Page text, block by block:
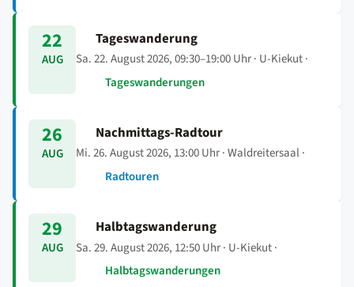
22
AUG
Tageswanderung
Sa. 22. August 2026, 09:30–19:00 Uhr· U-Kiekut ·
Tageswanderungen
26
AUG
Nachmittags-Radtour
Mi. 26. August 2026, 13:00 Uhr· Waldreitersaal ·
Radtouren
29
AUG
Halbtagswanderung
Sa. 29. August 2026, 12:50 Uhr· U-Kiekut ·
Halbtagswanderungen